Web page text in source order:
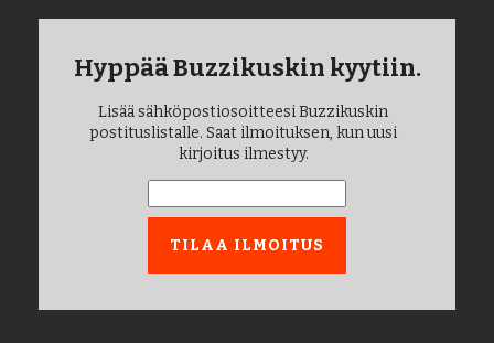
Hyppää Buzzikuskin kyytiin.
Lisää sähköpostiosoitteesi Buzzikuskin
postituslistalle. Saat ilmoituksen, kun uusi
kirjoitus ilmestyy.